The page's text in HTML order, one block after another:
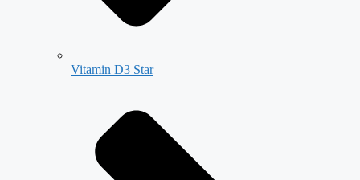
Vitamin D3 Star